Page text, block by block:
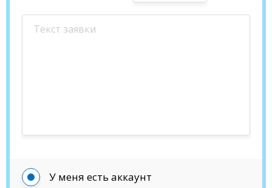
У меня есть аккаунт